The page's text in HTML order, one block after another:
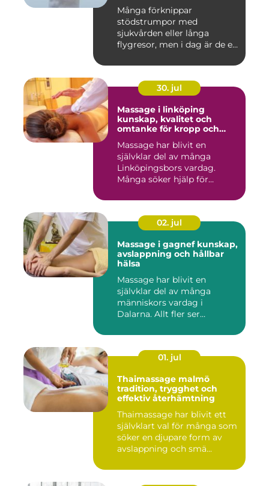
Många förknippar
stödstrumpor med
sjukvården eller långa
flygresor, men i dag är de ett
30. jul
Massage i linköping
kunskap, kvalitet och
omtanke för kropp och
Massage har blivit en
självklar del av många
Linköpingsbors vardag.
Många söker hjälp för
02. jul
Massage i gagnef kunskap,
avslappning och hållbar
hälsa
Massage har blivit en
självklar del av många
människors vardag i
Dalarna. Allt fler ser
01. jul
Thaimassage malmö
tradition, trygghet och
effektiv återhämtning
Thaimassage har blivit ett
självklart val för många som
söker en djupare form av
avslappning och smä...